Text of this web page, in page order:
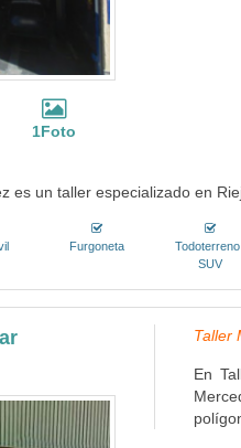
1Foto
es un taller especializado en
Furgoneta
SUV
Taller
En